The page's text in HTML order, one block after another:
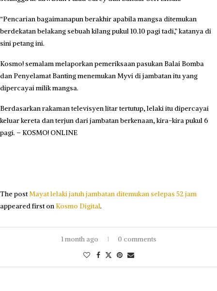
“Pencarian bagaimanapun berakhir apabila mangsa ditemukan
berdekatan belakang sebuah kilang pukul 10.10 pagi tadi,” katanya di
sini petang ini.
Kosmo! semalam melaporkan pemeriksaan pasukan Balai Bomba
dan Penyelamat Banting menemukan Myvi di jambatan itu yang
dipercayai milik mangsa.
Berdasarkan rakaman televisyen litar tertutup, lelaki itu dipercayai
keluar kereta dan terjun dari jambatan berkenaan, kira-kira pukul 6
pagi. – KOSMO! ONLINE
The postMayat lelaki jatuh jambatan ditemukan selepas 52 jam
appeared first on Kosmo Digital.
1 month ago 0 comments